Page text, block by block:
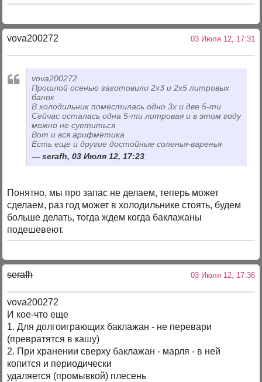
vova200272 03 Июля 12, 17:31
vova200272
Прошлой осенью заготовили 2х3 и 2х5 литровых
банок
В холодильник поместилась одно 3х и две 5-ти
Сейчас осталась одна 5-ти литровая и в этом году
можно не суетиться
Вот и вся арифметика
Есть еще и другие достойные соленья-варенья
serafh, 03 Июля 12, 17:23
Понятно, мы про запас не делаем, теперь может
сделаем, раз год может в холодильнике стоять, будем
больше делать, тогда ждем когда баклажаны
подешевеют.
serafh 03 Июля 12, 17:36
vova200272
И кое-что еще
1. Для долгоиграющих баклажан - не перевари
(превратятся в кашу)
2. При хранении сверху баклажан - марля - в ней
копится и периодически
удаляется (промывкой) плесень